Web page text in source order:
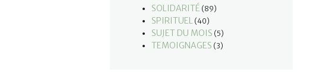
SOLIDARITÉ (89)
SPIRITUEL (40)
SUJET DU MOIS (5)
TEMOIGNAGES (3)